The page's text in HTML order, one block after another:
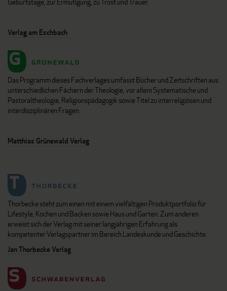
Geburtstage, zur Ermutigung, zu Trost und Trauer.
Verlag am Eschbach
Das Programm dieses Fachverlages umfasst Bücher und Zeitschriften aus
unterschiedlichen Fächern der Theologie, vor allem Systematische und
Pastoraltheologie, Religionspädagogik sowie Titel zu interreligiösen und
interdisziplinären Fragen.
Matthias Grünewald Verlag
Thorbecke steht zum einen mit einem vielfältigen Produktportfolio für
Lifestyle, Kochen und Backen sowie Haus und Garten. Zum anderen
erweist sich der Verlag mit seiner langjährigen Erfahrung als
kompetenter Verlagspartner im Bereich Landeskunde und Geschichte.
Jan Thorbecke Verlag